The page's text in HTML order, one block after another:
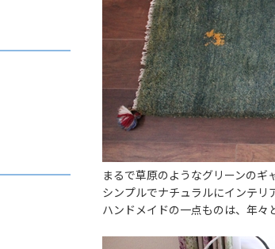
まるで草原のようなグリーンのギ
シンプルでナチュラルにインテリ
ハンドメイドの一点ものは、年々